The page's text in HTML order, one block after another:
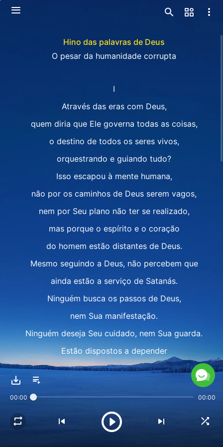
Hino das palavras de Deus
O pesar da humanidade corrupta
I
Através das eras com Deus,
quem diria que Ele governa todas as coisas,
o destino de todos os seres vivos,
orquestrando e guiando tudo?
Isso escapou à mente humana,
não por os caminhos de Deus serem vagos,
nem por Seu plano não ter se realizado,
mas porque o espírito e o coração
do homem estão distantes de Deus.
Mesmo seguindo a Deus, não percebem que
ainda estão a serviço de Satanás.
Ninguém busca os passos de Deus,
nem Sua manifestação.
Ninguém deseja Seu cuidado, nem Sua guarda.
Estão dispostos a depender
do maligno e de sua corrosão
para se adaptarem a este mundo e seus credos.
então, nas mãos de Satanás,
00:00 00:00